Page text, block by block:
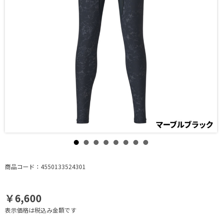
商品コード：4550133524301
￥6,600
表示価格は税込み金額です